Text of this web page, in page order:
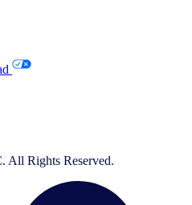
All Rights Reserved.